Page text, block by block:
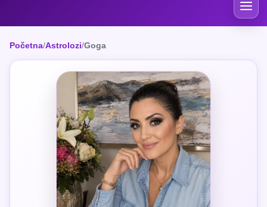
Početna/Astrolozi/Goga